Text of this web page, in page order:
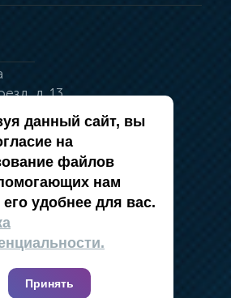
д. 13
83
в отношении обработки
данных
публичная оферта
карта сайта
данный сайт, вы
на
файлов
нам
его удобнее для вас.
Принять